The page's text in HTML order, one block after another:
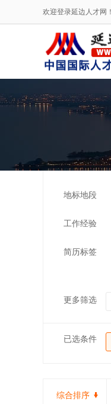
欢迎登录延边人才网
地标地段
工作经验
简历标签
更多筛选
已选条件
综合排序